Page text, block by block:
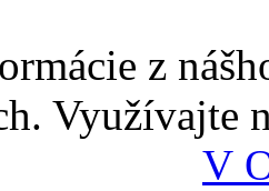
z
Využívajte
V